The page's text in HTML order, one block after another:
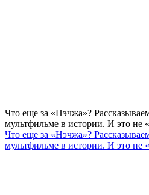
Что еще за «Нэчжа»?
мультфильме в истории. И это не
Что еще за «Нэчжа»?
мультфильме в истории. И это не